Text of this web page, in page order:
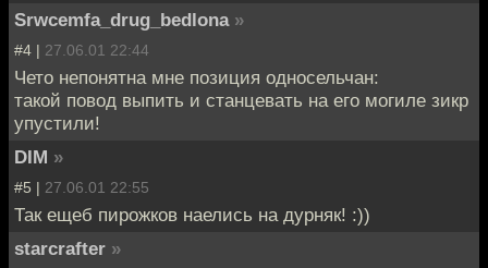
Srwcemfa_drug_bedlona »
#4 | 27.06.01 22:44
Чето непонятна мне позиция односельчан:
такой повод выпить и станцевать на его могиле зикр
упустили!
DIM »
#5 | 27.06.01 22:55
Так ещеб пирожков наелись на дурняк! :))
starcrafter »